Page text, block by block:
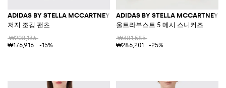
ADIDAS BY STELLA MCCARTNEY
저지 조깅 팬츠
₩208,136
₩176,916
-15%
ADIDAS BY STELLA MCCARTNEY
울트라부스트 5 메시 스니커즈
₩381,585
₩286,201
-25%